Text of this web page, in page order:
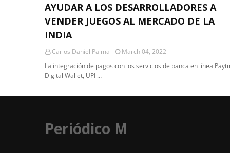
AYUDAR A LOS DESARROLLADORES A
VENDER JUEGOS AL MERCADO DE LA
INDIA
Carlos Daniel Palma
March 04, 2022
La integración de pagos con los servicios de banca en línea
Digital Wallet, UPI …
Periódico M